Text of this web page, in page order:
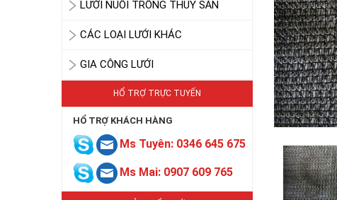
LƯỚI NUÔI TRỒNG THỦY SẢN
CÁC LOẠI LƯỚI KHÁC
GIA CÔNG LƯỚI
HỔ TRỢ TRỰC TUYẾN
HỔ TRỢ KHÁCH HÀNG
Ms Tuyên: 0346 645 675
Ms Mai: 0907 609 765
LƯỚI CHE NẮNG